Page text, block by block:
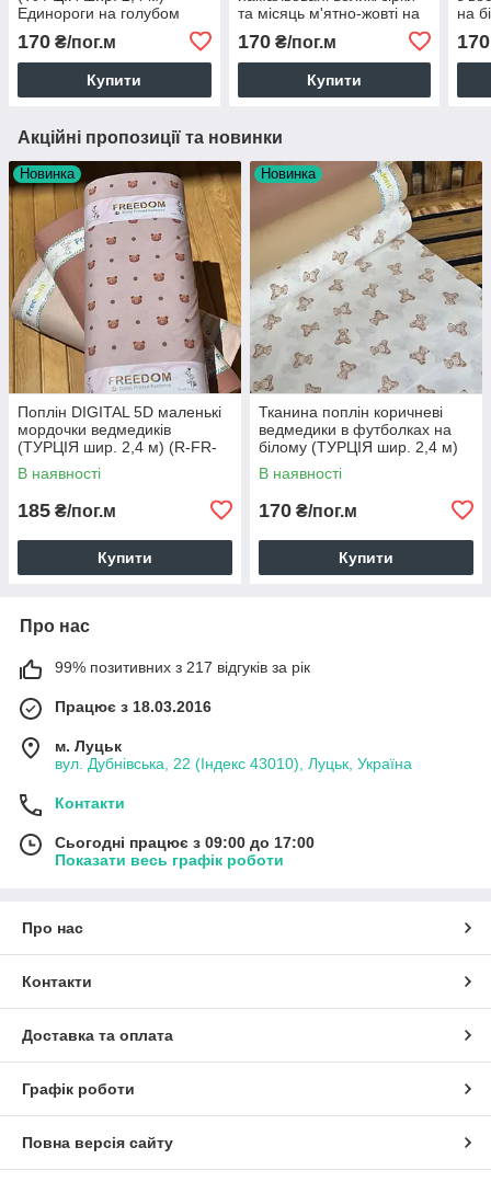
Единороги на голубом
170 ₴/пог.м
Купити
та місяць м'ятно-жовті на
білому (ТУРЦІЯ шир. 2,4
м) (R-S-0421)
170₴/пог.м
Купити
на
170
Акційні пропозиції та новинки
Новинка
Поплін DIGITAL 5D маленькі
мордочки ведмедиків
(ТУРЦІЯ шир. 2,4 м) (R-FR-
0893)
В наявності
185 ₴/пог.м
Купити
Новинка
Тканина поплін коричневі
ведмедики в футболках на
білому (ТУРЦІЯ шир. 2,4 м)
(R-FR-0889)
В наявності
170 ₴/пог.м
Купити
Про нас
99% позитивних з 217 відгуків за рік
Працює з 18.03.2016
м. Луцьк
вул. Дубнівська, 22 (Індекс 43010), Луцьк, Україна
Контакти
Сьогодні працює з 09:00 до 17:00
Показати весь графік роботи
Про нас
Контакти
Доставка та оплата
Графік роботи
Повна версія сайту